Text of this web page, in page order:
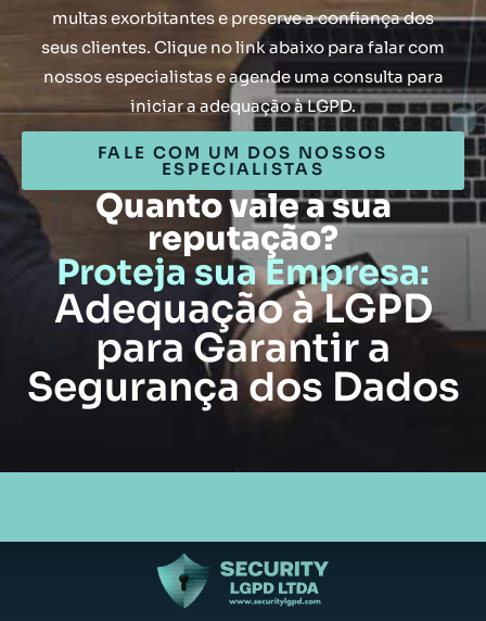
multas exorbitantes e preserve a confiança dos
seus clientes. Clique no link abaixo para falar com
nossos especialistas e agende uma consulta para
iniciar a adequação à LGPD.
FALE COM UM DOS NOSSOS
ESPECIALISTAS
Quanto vale a sua
reputação?
Proteja sua Empresa:
Adequação à LGPD
para Garantir a
Segurança dos Dados